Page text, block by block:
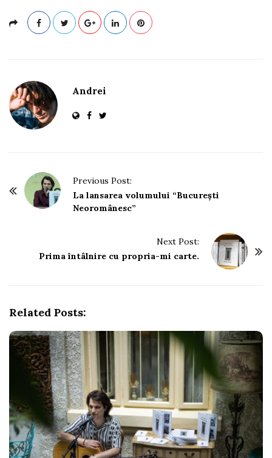
Andrei
Previous Post:
La lansarea volumului “București
Neoromânesc”
Next Post:
Prima întâlnire cu propria-mi carte.
Related Posts: